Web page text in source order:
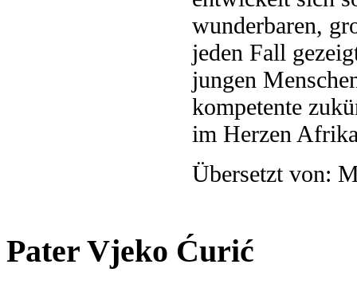
wunderbaren,
jeden Fall
jungen
kompetente
im Herzen
Übersetzt von:
Pater Vjeko Ćurić